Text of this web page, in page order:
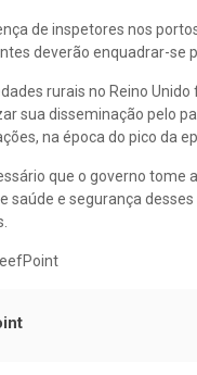
de inspetores nos
deverão enquadrar-se
rurais no Reino
sua disseminação pelo
na época do pico da
que o governo
saúde e segurança